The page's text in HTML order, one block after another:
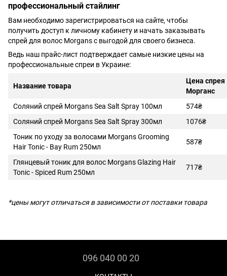
профессиональный стайлинг
Вам необходимо зарегистрироваться на сайте, чтобы
получить доступ к личному кабинету и начать заказывать
спрей для волос Morgans с выгодой для своего бизнеса.
Ведь наш прайс-лист подтверждает самые низкие цены на
профессиональные спреи в Украине:
Название товара
Цена спрея
Морганс
Соляний спрей Morgans Sea Salt Spray 100мл
574₴
Соляний спрей Morgans Sea Salt Spray 300мл
1076₴
Тоник по уходу за волосами Morgans Grooming
Hair Tonic - Bay Rum 250мл
587₴
Глянцевый тоник для волос Morgans Glazing Hair
Tonic - Spiced Rum 250мл
717₴
*цены могут отличаться в зависимости от поставки товара
096 040 00 20